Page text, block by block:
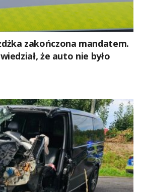
zakończona mandatem.
że auto nie było